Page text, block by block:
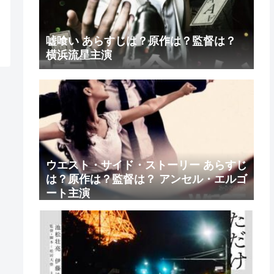
嘘喰い あらすじは？原作は？監督は？
横浜流星主演
ウエスト・サイド・ストーリー あらすじ
は？原作は？監督は？ アンセル・エルゴ
ート主演